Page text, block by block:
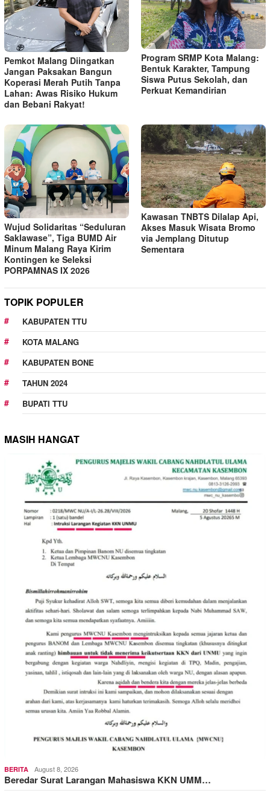
Pemkot Malang Diingatkan
Jangan Paksakan Bangun
Koperasi Merah Putih Tanpa
Lahan: Awas Risiko Hukum
dan Bebani Rakyat!
Program SRMP Kota Malang:
Bentuk Karakter, Tampung
Siswa Putus Sekolah, dan
Perkuat Kemandirian
Wujud Solidaritas “Seduluran
Saklawase”, Tiga BUMD Air
Minum Malang Raya Kirim
Kontingen ke Seleksi
PORPAMNAS IX 2026
Kawasan TNBTS Dilalap Api,
Akses Masuk Wisata Bromo
via Jemplang Ditutup
Sementara
TOPIK POPULER
KABUPATEN TTU
KOTA MALANG
KABUPATEN BONE
TAHUN 2024
BUPATI TTU
MASIH HANGAT
BERITA August 8, 2026
Beredar Surat Larangan Mahasiswa KKN UMM…